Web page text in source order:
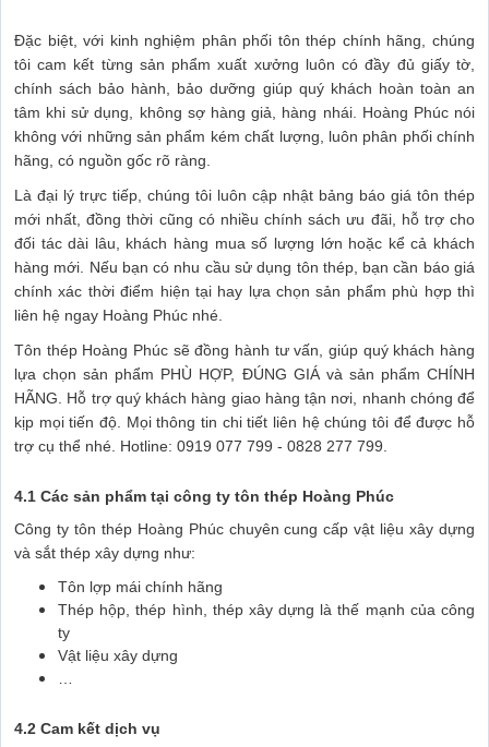
Đặc biệt, với kinh nghiệm phân phối tôn thép chính hãng, chúng
tôi cam kết từng sản phẩm xuất xưởng luôn có đầy đủ giấy tờ,
chính sách bảo hành, bảo dưỡng giúp quý khách hoàn toàn an
tâm khi sử dụng, không sợ hàng giả, hàng nhái. Hoàng Phúc nói
không với những sản phẩm kém chất lượng, luôn phân phối chính
hãng, có nguồn gốc rõ ràng.
Là đại lý trực tiếp, chúng tôi luôn cập nhật bảng báo giá tôn thép
mới nhất, đồng thời cũng có nhiều chính sách ưu đãi, hỗ trợ cho
đối tác dài lâu, khách hàng mua số lượng lớn hoặc kể cả khách
hàng mới. Nếu bạn có nhu cầu sử dụng tôn thép, bạn cần báo giá
chính xác thời điểm hiện tại hay lựa chọn sản phẩm phù hợp thì
liên hệ ngay Hoàng Phúc nhé.
Tôn thép Hoàng Phúc sẽ đồng hành tư vấn, giúp quý khách hàng
lựa chọn sản phẩm PHÙ HỢP, ĐÚNG GIÁ và sản phẩm CHÍNH
HÃNG. Hỗ trợ quý khách hàng giao hàng tận nơi, nhanh chóng để
kịp mọi tiến độ. Mọi thông tin chi tiết liên hệ chúng tôi để được hỗ
trợ cụ thể nhé. Hotline: 0919 077 799 - 0828 277 799.
4.1 Các sản phẩm tại công ty tôn thép Hoàng Phúc
Công ty tôn thép Hoàng Phúc chuyên cung cấp vật liệu xây dựng
và sắt thép xây dựng như:
Tôn lợp mái chính hãng
Thép hộp, thép hình, thép xây dựng là thế mạnh của công
ty
Vật liệu xây dựng
4.2 Cam kết dịch vụ